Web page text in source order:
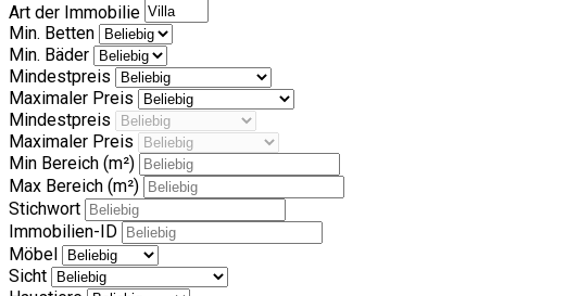
Art der Immobilie
Min. Betten
Min. Bäder
Mindestpreis
Maximaler Preis
Mindestpreis
Maximaler Preis
Min Bereich (m²)
Max Bereich (m²)
Stichwort
Immobilien-ID
Möbel
Sicht